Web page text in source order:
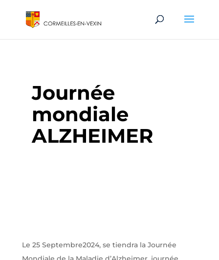
Journée
mondiale
ALZHEIMER
Le 25 Septembre2024, se tiendra la Journée